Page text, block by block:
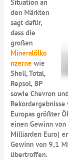
Situation an
den Märkten
sagt dafür,
dass die
großen
Mineralölko
nzerne wie
Shell, Total,
Repsol, BP
sowie Chevron
Europas größter
einen Gewinn
Milliarden Euro)
Gewinn von 9,1
übertroffen.